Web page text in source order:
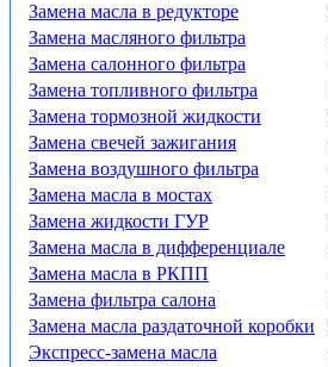
Замена масла в редукторе
Замена масляного фильтра
Замена салонного фильтра
Замена топливного фильтра
Замена тормозной жидкости
Замена свечей зажигания
Замена воздушного фильтра
Замена масла в мостах
Замена жидкости ГУР
Замена масла в дифференциале
Замена масла в РКПП
Замена фильтра салона
Замена масла раздаточной коробки
Экспресс-замена масла